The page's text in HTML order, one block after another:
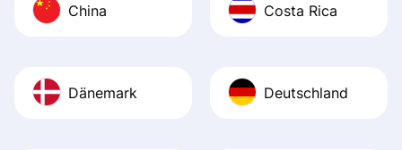
China Costa Rica
Dänemark Deutschland